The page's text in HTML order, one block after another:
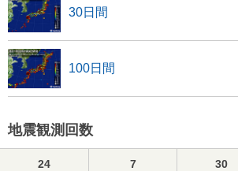
30日間
100日間
地震観測回数
24
7
30